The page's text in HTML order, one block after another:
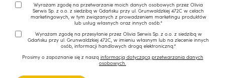
Wyrażam zgodę na przetwarzanie moich danych osobowych przez Olivia
Serwis Sp. z o.o. z siedzibą w Gdańsku przy ul. Grunwaldzkiej 472C w celach
marketingowych, w tym związanych z prowadzeniem marketingu produktów
lub usług własnych oraz innych osób.*
Wyrażam zgodę na przesyłanie przez Olivia Serwis Sp. z o.o. z siedzibą w
Gdańsku przy ul. Grunwaldzkiej 472C, w imieniu własnym lub na zlecenie innych
osób, informacji handlowych drogą elektroniczną.*
Prosimy o zapoznanie się z naszą informacją dotyczącą przetwarzania danych
osobowych.